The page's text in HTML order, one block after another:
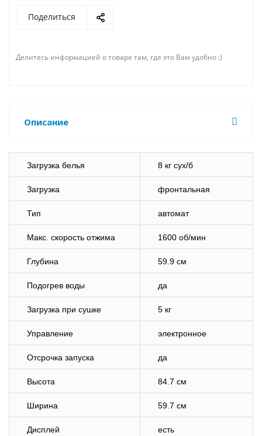
Поделиться
Делитесь информацией о товаре там, где это Вам удобно :)
Описание
Загрузка белья 8 кг сух/б
Загрузка фронтальная
Тип автомат
Макс. скорость отжима 1600 об/мин
Глубина 59.9 см
Подогрев воды да
Загрузка при сушке 5 кг
Управление электронное
Отсрочка запуска да
Высота 84.7 см
Ширина 59.7 см
Дисплей есть